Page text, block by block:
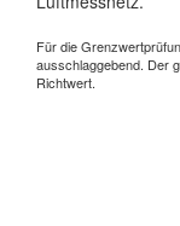
Für die
ausschlaggebend. Der
Richtwert.